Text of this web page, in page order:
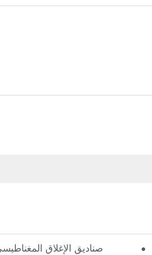
صناديق الإغلاق